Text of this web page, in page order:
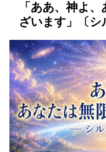
「ああ、神よ
ざいます」〔シ